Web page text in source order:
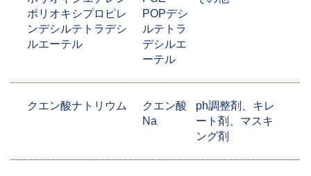
ポリオキシプロピレ
ンデシルテトラデシ
ルエーテル
POPデシ
ルテトラ
デシルエ
ーテル
クエン酸ナトリウム
クエン酸
Na
ph調整剤、キレ
ート剤、マスキ
ング剤